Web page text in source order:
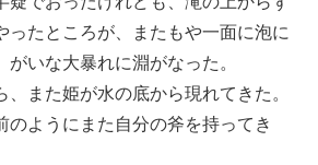
ったところが、またもや一面に泡に
がいな大暴れに淵がなった。
また姫が水の底から現れてきた。
のようにまた自分の斧を持ってき